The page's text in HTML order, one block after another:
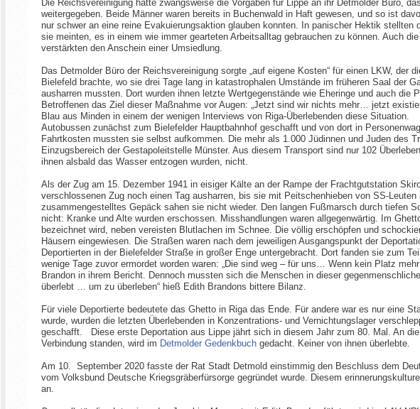
Die Reichsvereinigung hatte zwangsweise die Vorgaben für Lippe an ihr Detmolder Büro,
weitergegeben. Beide Männer waren bereits in Buchenwald in Haft gewesen, und so ist
nur schwer an eine reine Evakuierungsaktion glauben konnten. In panischer Hektik
sie meinten, es in einem wie immer gearteten Arbeitsalltag gebrauchen zu können. Auch
verstärkten den Anschein einer Umsiedlung.
Das Detmolder Büro der Reichsvereinigung sorgte „auf eigene Kosten“ für einen LKW, der
Bielefeld brachte, wo sie drei Tage lang in katastrophalen Umstände im früheren Saal der
ausharren mussten. Dort wurden ihnen letzte Wertgegenstände wie Eheringe und auch die
Betroffenen das Ziel dieser Maßnahme vor Augen: „Jetzt sind wir nichts mehr… jetzt
Blau aus Minden in einem der wenigen Interviews von Riga-Überlebenden diese
Autobussen zunächst zum Bielefelder Hauptbahnhof geschafft und von dort in
Fahrtkosten mussten sie selbst aufkommen. Die mehr als 1.000 Jüdinnen und Juden des
Einzugsbereich der Gestapoleitstelle Münster. Aus diesem Transport sind nur 102
ihnen alsbald das Wasser entzogen wurden, nicht.
Als der Zug am 15. Dezember 1941 in eisiger Kälte an der Rampe der Frachtgutstation
verschlossenen Zug noch einen Tag ausharren, bis sie mit Peitschenhieben von SS-
zusammengestelltes Gepäck sahen sie nicht wieder. Den langen Fußmarsch durch tiefen
nicht: Kranke und Alte wurden erschossen. Misshandlungen waren allgegenwärtig. Im
bezeichnet wird, neben vereisten Blutlachen im Schnee. Die völlig erschöpfen und
Häusern eingewiesen. Die Straßen waren nach dem jeweiligen Ausgangspunkt der
Deportierten in der Bielefelder Straße in großer Enge untergebracht. Dort fanden sie zum
wenige Tage zuvor ermordet worden waren: „Die sind weg – für uns… Wenn kein Platz
Brandon in ihrem Bericht. Dennoch mussten sich die Menschen in dieser
überlebt … um zu überleben“ hieß Edith Brandons bittere Bilanz.
Für viele Deportierte bedeutete das Ghetto in Riga das Ende. Für andere war es nur eine
wurde, wurden die letzten Überlebenden in Konzentrations- und Vernichtungslager
geschafft. Diese erste Deportation aus Lippe jährt sich in diesem Jahr zum 80. Mal. An
Verbindung standen, wird im Detmolder Gedenkbuch gedacht. Keiner von ihnen überlebte.
Am 10. September 2020 fasste der Rat Stadt Detmold einstimmig den Beschluss dem
vom Volksbund Deutsche Kriegsgräberfürsorge gegründet wurde. Diesem
an.